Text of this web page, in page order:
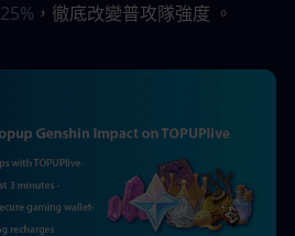
25% ，徹底改變普攻隊強度 。